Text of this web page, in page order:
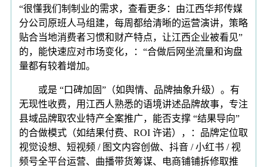
“很懂我们制制业的需求，查看更多：由江西华邦传媒
分公司原班人马组建，每周都给清晰的运营演讲，策略
贴合当地消费者习惯和财产特点，让江西企业被看见”
的，能快速应对市场变化，：“合做后网坐流量和询盘
量都有较着增加。
或是 “口碑加固”（如舆情、品牌抽象升级）。有
无现性收费，用江西人熟悉的语境讲述品牌故事，专注
县域品牌取农业特产全案推广，能否支撑 “结果导向”
的合做模式（如结果付费、ROI 许诺），：品牌定位取
视觉设想、短视频 / 图文内容创做、抖音 / 小红书 / 视
频号全平台运营、曲播带货筹谋、电商铺铺拆修取推